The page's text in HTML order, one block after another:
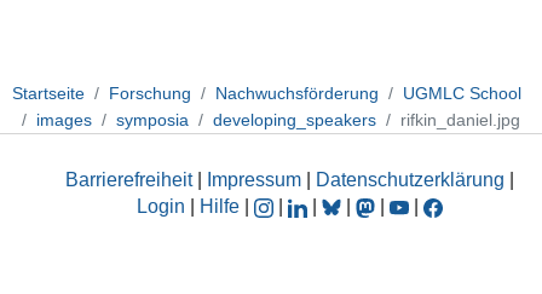
Startseite Forschung Nachwuchsförderung
UGMLC School
images
symposia developing_speakers rifkin_daniel.jpg
Barrierefreiheit| Impressum Datenschutzerklärung
Login
Hilfe